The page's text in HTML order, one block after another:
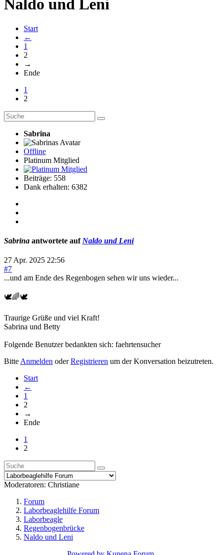
Naldo und Leni
Start
←
1
2
→
Ende
1
2
Sabrina
Offline
Platinum Mitglied
Beiträge: 558
Dank erhalten: 6382
Sabrina antwortete auf Naldo und Leni
27 Apr. 2025 22:56
#7
...und am Ende des Regenbogen sehen wir uns wieder...
🕊🌈🕊
Traurige Grüße und viel Kraft!
Sabrina und Betty
Folgende Benutzer bedankten sich: faehrtensucher
BitteAnmelden oderRegistrieren um der Konversation beizutreten.
Start
←
1
2
→
Ende
1
2
Moderatoren: Christiane
Forum
Laborbeaglehilfe Forum
Laborbeagle
Regenbogenbrücke
Naldo und Leni